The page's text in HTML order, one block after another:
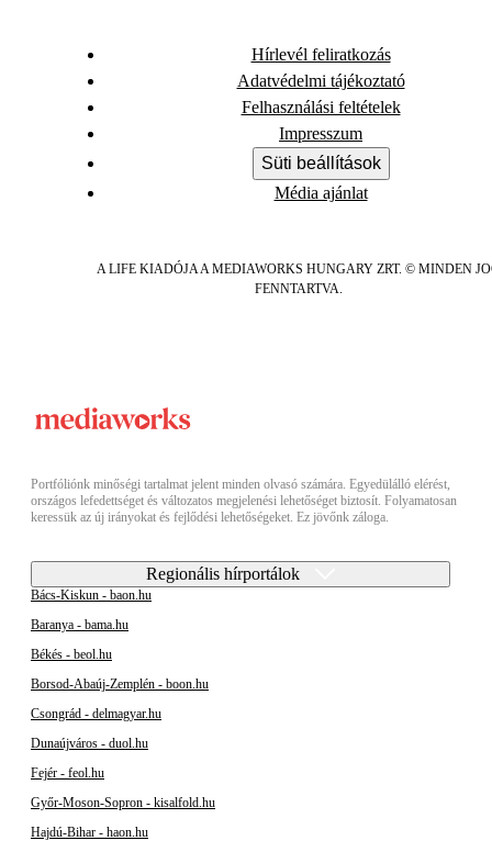
Hírlevél feliratkozás
Adatvédelmi tájékoztató
Felhasználási feltételek
Impresszum
Süti beállítások
Média ajánlat
A LIFE KIADÓJA A MEDIAWORKS HUNGARY ZRT. © MINDEN
FENNTARTVA.
Portfóliónk minőségi tartalmat jelent minden olvasó számára. Egyedülálló elérést,
országos lefedettséget és változatos megjelenési lehetőséget biztosít. Folyamatosan
keressük az új irányokat és fejlődési lehetőségeket. Ez jövőnk záloga.
Regionális hírportálok
Bács-Kiskun - baon.hu
Baranya - bama.hu
Békés - beol.hu
Borsod-Abaúj-Zemplén - boon.hu
Csongrád - delmagyar.hu
Dunaújváros - duol.hu
Fejér - feol.hu
Győr-Moson-Sopron - kisalfold.hu
Hajdú-Bihar - haon.hu